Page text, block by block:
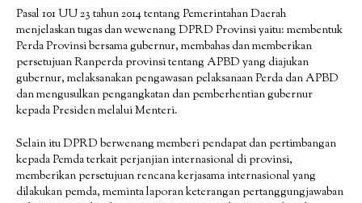
Pasal 101 UU 23 tahun 2014 tentang Pemerintahan Daerah
menjelaskan tugas dan wewenang DPRD Provinsi yaitu: membentuk
Perda Provinsi bersama gubernur, membahas dan memberikan
persetujuan Ranperda provinsi tentang APBD yang diajukan
gubernur, melaksanakan pengawasan pelaksanaan Perda dan APBD
dan mengusulkan pengangkatan dan pemberhentian gubernur
kepada Presiden melalui Menteri.
Selain itu DPRD berwenang memberi pendapat dan pertimbangan
kepada Pemda terkait perjanjian internasional di provinsi,
memberikan persetujuan rencana kerjasama internasional yang
dilakukan pemda, meminta laporan keterangan pertanggungjawaban